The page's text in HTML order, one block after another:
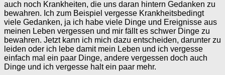
auch noch Krankheiten, die uns daran hintern Gedanken zu
bewahren. Ich zum Beispiel vergesse Krankheitsbedingt
viele Gedanken, ja ich habe viele Dinge und Ereignisse aus
meinen Leben vergessen und mir fällt es schwer Dinge zu
bewahren. Jetzt kann ich mich dazu entscheiden, darunter zu
leiden oder ich lebe damit mein Leben und ich vergesse
einfach mal ein paar Dinge, andere vergessen doch auch
Dinge und ich vergesse halt ein paar mehr.